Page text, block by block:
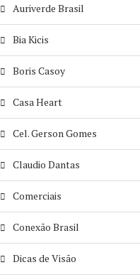
Auriverde Brasil
Bia Kicis
Boris Casoy
Casa Heart
Cel. Gerson Gomes
Claudio Dantas
Comerciais
Conexão Brasil
Dicas de Visão